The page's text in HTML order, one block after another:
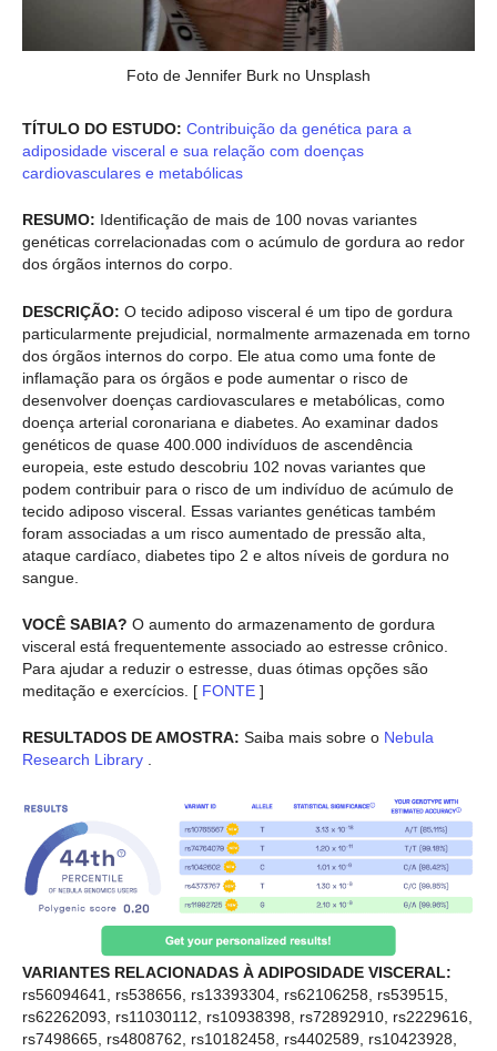
Foto de Jennifer Burk no Unsplash
TÍTULO DO ESTUDO: Contribuição da genética para a
adiposidade visceral e sua relação com doenças
cardiovasculares e metabólicas
RESUMO: Identificação de mais de 100 novas variantes
genéticas correlacionadas com o acúmulo de gordura ao redor
dos órgãos internos do corpo.
DESCRIÇÃO: O tecido adiposo visceral é um tipo de gordura
particularmente prejudicial, normalmente armazenada em torno
dos órgãos internos do corpo. Ele atua como uma fonte de
inflamação para os órgãos e pode aumentar o risco de
desenvolver doenças cardiovasculares e metabólicas, como
doença arterial coronariana e diabetes. Ao examinar dados
genéticos de quase 400.000 indivíduos de ascendência
europeia, este estudo descobriu 102 novas variantes que
podem contribuir para o risco de um indivíduo de acúmulo de
tecido adiposo visceral. Essas variantes genéticas também
foram associadas a um risco aumentado de pressão alta,
ataque cardíaco, diabetes tipo 2 e altos níveis de gordura no
sangue.
VOCÊ SABIA? O aumento do armazenamento de gordura
visceral está frequentemente associado ao estresse crônico.
Para ajudar a reduzir o estresse, duas ótimas opções são
meditação e exercícios. [ FONTE ]
RESULTADOS DE AMOSTRA: Saiba mais sobre o Nebula
Research Library .
VARIANTES RELACIONADAS À ADIPOSIDADE VISCERAL:
rs56094641, rs538656, rs13393304, rs62106258, rs539515,
rs62262093, rs11030112, rs10938398, rs72892910, rs2229616,
rs7498665, rs4808762, rs10182458, rs4402589, rs10423928,